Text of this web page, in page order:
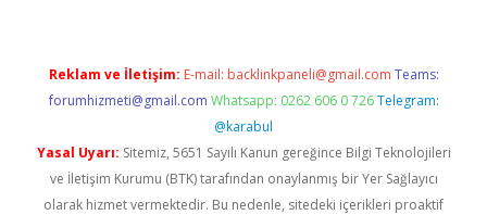
Reklam ve İletişim: E-mail: backlinkpaneli@gmail.com Teams:
forumhizmeti@gmail.com Whatsapp: 0262 606 0 726 Telegram:
@karabul
Yasal Uyarı: Sitemiz, 5651 Sayılı Kanun gereğince Bilgi Teknolojileri
ve İletişim Kurumu (BTK) tarafından onaylanmış bir Yer Sağlayıcı
olarak hizmet vermektedir. Bu nedenle, sitedeki içerikleri proaktif